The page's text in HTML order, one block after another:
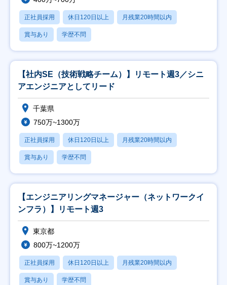
正社員採用 休日120日以上 月残業20時間以内
賞与あり 学歴不問
【社内SE（技術戦略チーム）】リモート週3／シニ
アエンジニアとしてリード
千葉県
750万~1300万
正社員採用 休日120日以上 月残業20時間以内
賞与あり 学歴不問
【エンジニアリングマネージャー（ネットワークイ
ンフラ）】リモート週3
東京都
800万~1200万
正社員採用 休日120日以上 月残業20時間以内
賞与あり 学歴不問